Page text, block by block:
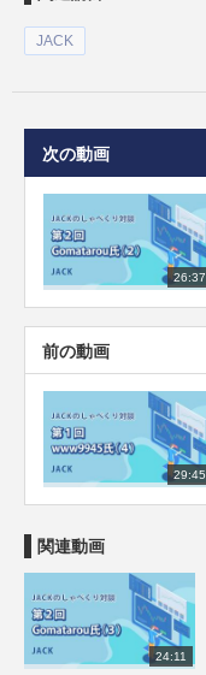
JACK
次の動画
26:37
前の動画
29:45
関連動画
24:11